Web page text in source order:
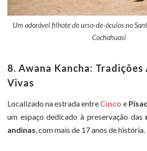
Um adorável filhote de urso-de-óculos no
Cochahuasi
8. Awana Kancha: Tradições
Vivas
Localizado na estrada entreCusco e Pisac
um espaço dedicado à preservação das
andinas, com mais de 17 anos de história.